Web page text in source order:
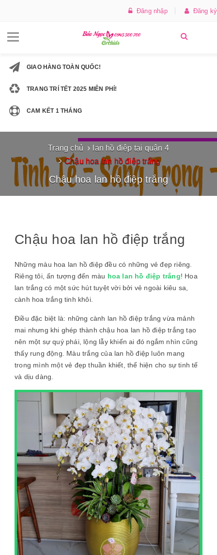
Đăng nhập Đăng ký
GIAO HÀNG TOÀN QUỐC!
TRANG TRÍ TẾT 2025 MIỄN PHÍ!
CAM KẾT 1 THÁNG
Trang chủ
lan hồ điệp tại quận 4
Chậu hoa lan hồ điệp trắng
Chậu hoa lan hồ điệp trắng
Chậu hoa lan hồ điệp trắng
Những màu hoa lan hồ điệp đều có những vẻ đẹp riêng.
Riêng tôi, ấn tượng đến màu hoa lan hồ điệp trắng! Hoa
lan trắng có một sức hút tuyệt vời bởi vẻ ngoài kiêu sa,
cành hoa trắng tinh khôi.
Điều đặc biệt là: những cành lan hồ điệp trắng vừa mảnh
mai nhưng khi ghép thành chậu hoa lan hồ điệp trắng tạo
nên một sự quý phái, lộng lẫy khiến ai đó ngắm nhìn cũng
thấy rung động. Màu trắng của lan hồ điệp luôn mang
trong mình một vẻ đẹp thuần khiết, thể hiện cho sự tinh tế
và dịu dàng.